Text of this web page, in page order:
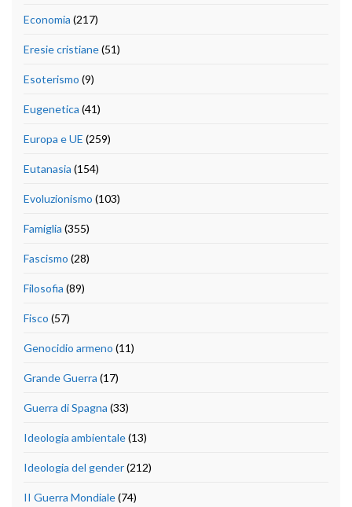
Economia (217)
Eresie cristiane(51)
Esoterismo (9)
Eugenetica (41)
Europa e UE (259)
Eutanasia (154)
Evoluzionismo (103)
Famiglia (355)
Fascismo (28)
Filosofia (89)
Fisco (57)
Genocidio armeno (11)
Grande Guerra (17)
Guerra di Spagna (33)
Ideologia ambientale(13)
Ideologia del gender(212)
II Guerra Mondiale(74)